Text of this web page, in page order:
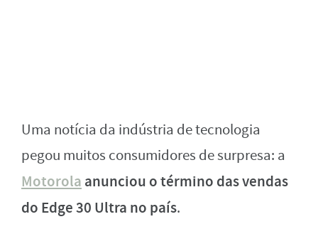
Uma notícia da indústria de tecnologia
pegou muitos consumidores de surpresa: a
Motorola anunciou o término das vendas
do Edge 30 Ultra no país.